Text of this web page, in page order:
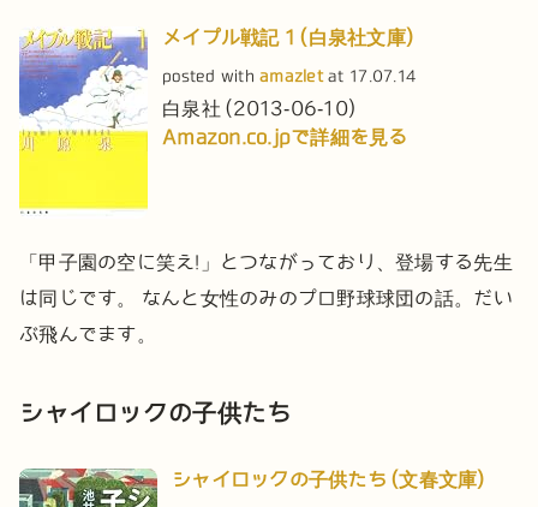
メイプル戦記 1 (白泉社文庫)
posted withamazletat 17.07.14
白泉社 (2013-06-10)
Amazon.co.jpで詳細を見る
「甲子園の空に笑え!」とつながっており、登場する先生
は同じです。
なんと女性のみのプロ野球球団の話。だい
ぶ飛んでます。
シャイロックの子供たち
シャイロックの子供たち (文春文庫)